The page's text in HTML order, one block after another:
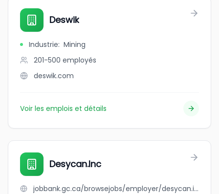
Deswik
Industrie: Mining
201-500 employés
deswik.com
Voir les emplois et détails
Desycan.Inc
jobbank.gc.ca/browsejobs/employer/desycan.inc/ca